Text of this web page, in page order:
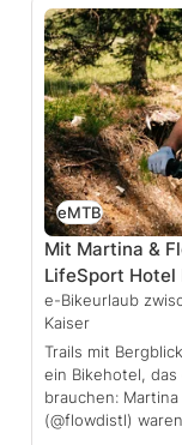
eMTB
Mit Martina &
LifeSport Hotel
e-Bikeurlaub
Kaiser
Trails mit
ein Bikehotel,
brauchen:
(@flowdistl)